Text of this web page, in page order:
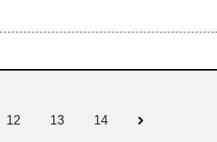
12 13 14